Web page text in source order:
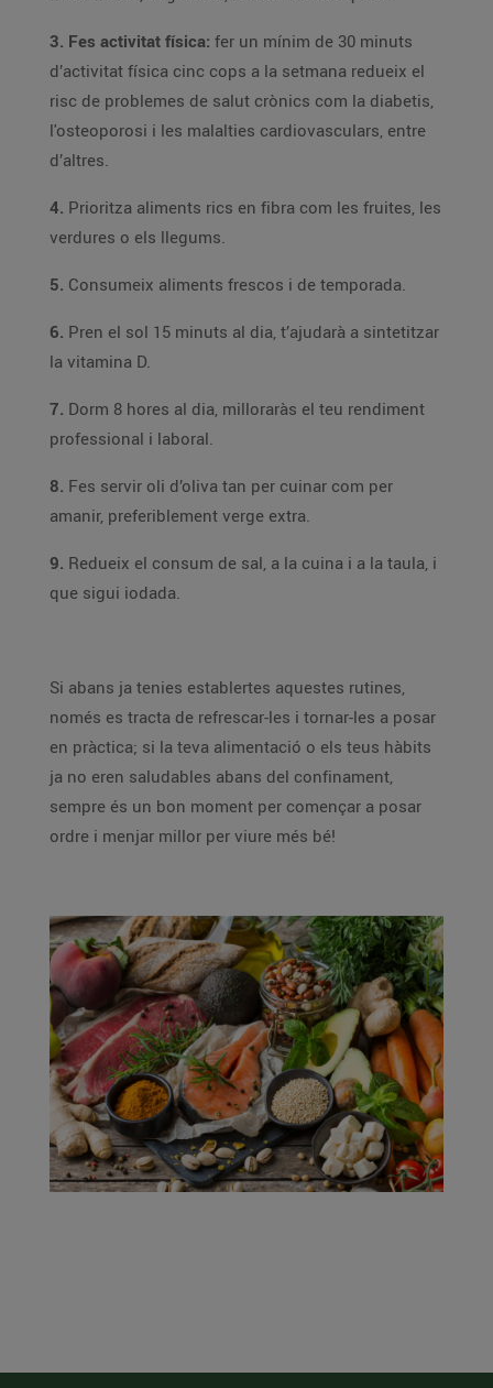
3. Fes activitat física: fer un mínim de 30 minuts
d’activitat física cinc cops a la setmana redueix el
risc de problemes de salut crònics com la diabetis,
l'osteoporosi i les malalties cardiovasculars, entre
d’altres.
4. Prioritza aliments rics en fibra com les fruites, les
verdures o els llegums.
5. Consumeix aliments frescos i de temporada.
6. Pren el sol 15 minuts al dia, t’ajudarà a sintetitzar
la vitamina D.
7. Dorm 8 hores al dia, milloraràs el teu rendiment
professional i laboral.
8. Fes servir oli d’oliva tan per cuinar com per
amanir, preferiblement verge extra.
9. Redueix el consum de sal, a la cuina i a la taula, i
que sigui iodada.
Si abans ja tenies establertes aquestes rutines,
només es tracta de refrescar-les i tornar-les a posar
en pràctica; si la teva alimentació o els teus hàbits
ja no eren saludables abans del confinament,
sempre és un bon moment per començar a posar
ordre i menjar millor per viure més bé!